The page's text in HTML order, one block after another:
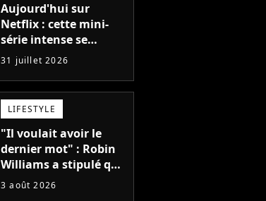
Aujourd'hui sur
Netflix : cette mini-
série intense se
regarde en une seule
après-midi
31 juillet 2026
LIFESTYLE
"Il voulait avoir le
dernier mot" : Robin
Williams a stipulé que
sa voix ne pourrait
3 août 2026